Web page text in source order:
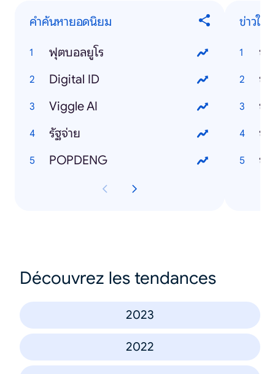
คำค้นหายอดนิยม
ฟุตบอลยูโร
Digital ID
Viggle AI
รัฐจ่าย
POPDENG
ข่าวใน
ข่า
ข่า
ข่า
ข่า
ข่า
Découvrez les tendances
2023
2022